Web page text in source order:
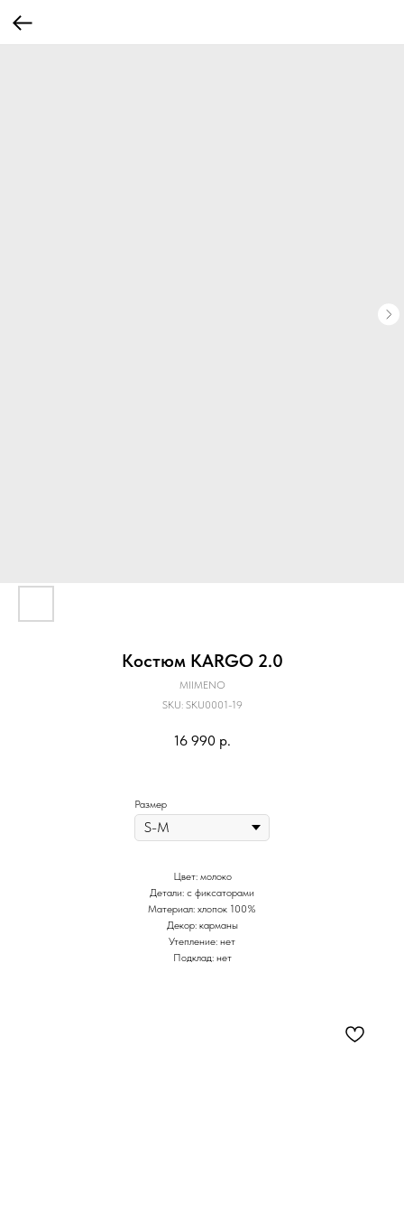
Костюм KARGO 2.0
MIIMENO
SKU: SKU0001-19
16 990 р.
Размер
Цвет: молоко
Детали: с фиксаторами
Материал: хлопок 100%
Декор: карманы
Утепление: нет
Подклад: нет